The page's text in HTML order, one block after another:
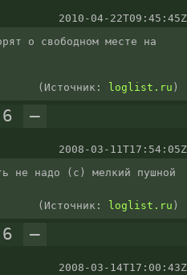
2010-04-22T09:45:45Z
о свободном месте на
(Источник:
loglist.ru )
6 –
2008-03-11T17:54:05Z
не надо (с) мелкий пушной
(Источник:
loglist.ru )
6 –
2008-03-14T17:00:43Z